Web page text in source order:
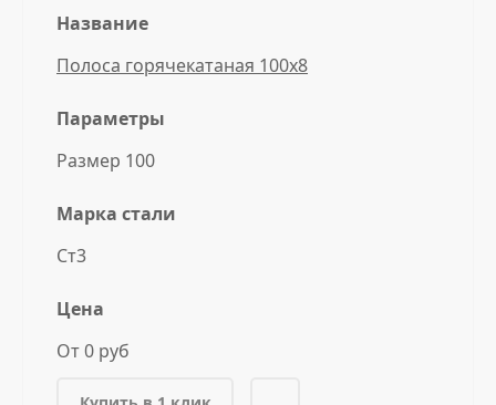
Название
Полоса горячекатаная 100x8
Параметры
Размер 100
Марка стали
Ст3
Цена
От 0 руб